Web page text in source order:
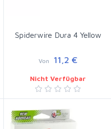
Spiderwire Dura 4 Yellow
Von 11,2 €
Nicht Verfügbar